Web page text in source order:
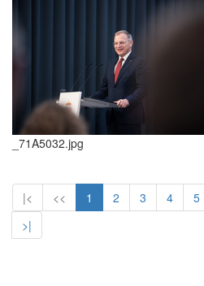
_71A5032.jpg
|< << 1 2 3 4 5
>|